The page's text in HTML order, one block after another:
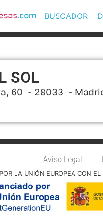
BUSCADOR
SOL
60 - 28033 -
Aviso Legal
LA UNIÓN EUROPEA CON